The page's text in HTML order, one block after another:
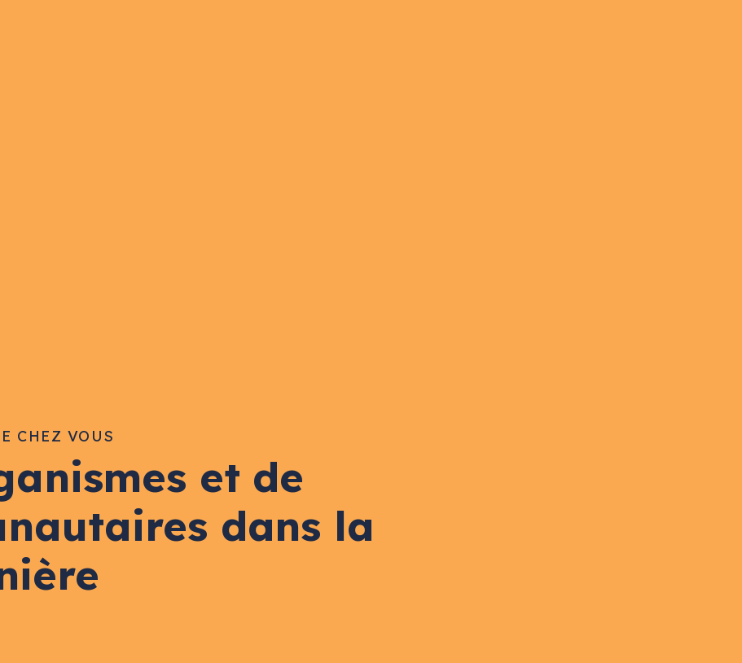
CHEZ VOUS
et de
dans la